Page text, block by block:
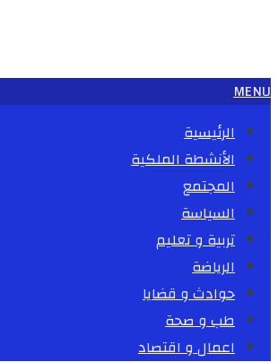
MENU
الرئيسية
الأنشطة الملكية
المجتمع
السياسة
تربية و تعليم
الرياضة
حوادث و قضايا
طب و صحة
اعمال و اقتصاد